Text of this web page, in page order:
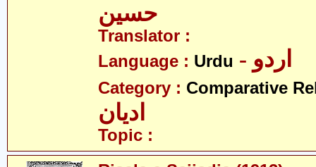
حسین
Translator :
Language : Urdu - اردو
Category : Comparative
ادیان
Topic :